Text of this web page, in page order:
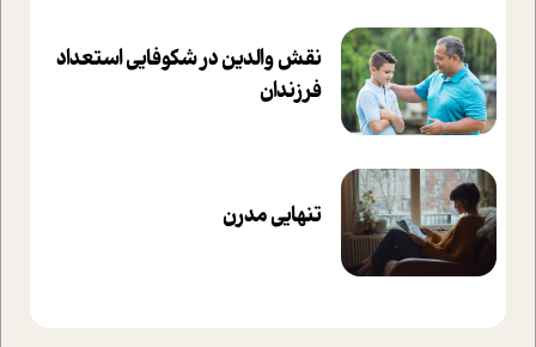
نقش والدین در شکوفا‌یی ا‌ستعداد
فرزندان‌
تنهایی مدرن